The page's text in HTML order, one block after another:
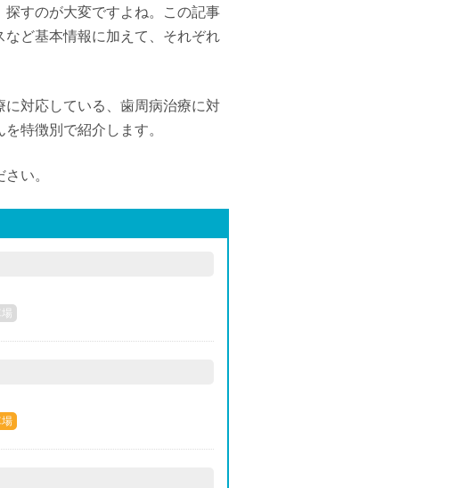
すのが大変ですよね。この記事
ど基本情報に加えて、それぞれ
対応している、歯周病治療に対
特徴別で紹介します。
い。